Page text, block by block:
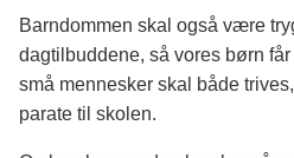
Barndommen skal også være
dagtilbuddene, så vores børn
små mennesker skal både
parate til skolen.